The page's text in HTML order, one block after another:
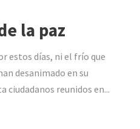
la paz
estos días, ni el frío que
desanimado en su
ciudadanos reunidos en...